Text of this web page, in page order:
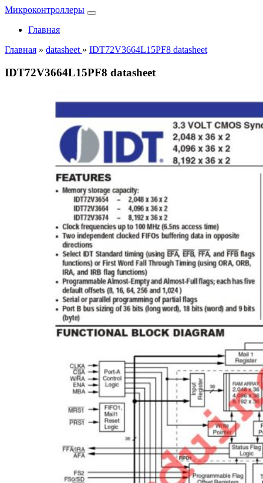
Микроконтроллеры
Главная
Главная » datasheet » IDT72V3664L15PF8 datasheet
IDT72V3664L15PF8 datasheet